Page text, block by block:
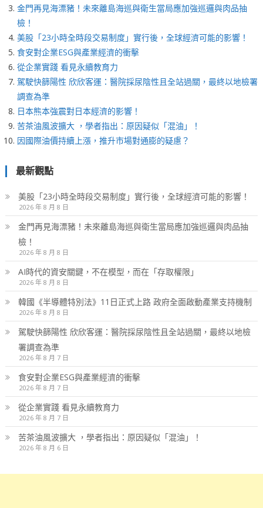
金門再見海漂豬！未來離島海巡與衛生當局應加強巡邏與肉品抽
檢！
美股「23小時全時段交易制度」實行後，全球經濟可能的影響！
食安對企業ESG與產業經濟的衝擊
從企業實踐 看見永續教育力
駕駛快篩陽性 欣欣客運：醫院採尿陰性且全站過關，最終以地檢署
調查為準
日本熊本強震對日本經濟的影響！
苦茶油風波擴大 ，學者指出：原因疑似「混油」！
因國際油價持續上漲，推升市場對通膨的疑慮？
最新觀點
美股「23小時全時段交易制度」實行後，全球經濟可能的影響！
2026 年 8 月 8 日
金門再見海漂豬！未來離島海巡與衛生當局應加強巡邏與肉品抽
檢！
2026 年 8 月 8 日
AI時代的資安關鍵，不在模型，而在「存取權限」
2026 年 8 月 8 日
韓國《半導體特別法》11日正式上路 政府全面啟動產業支持機制
2026 年 8 月 8 日
駕駛快篩陽性 欣欣客運：醫院採尿陰性且全站過關，最終以地檢
署調查為準
2026 年 8 月 7 日
食安對企業ESG與產業經濟的衝擊
2026 年 8 月 7 日
從企業實踐 看見永續教育力
2026 年 8 月 7 日
苦茶油風波擴大 ，學者指出：原因疑似「混油」！
2026 年 8 月 6 日